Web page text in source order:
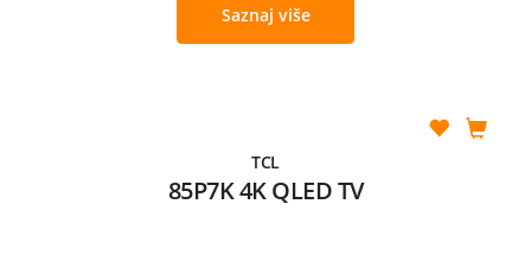
Saznaj više
TCL
85P7K 4K QLED TV